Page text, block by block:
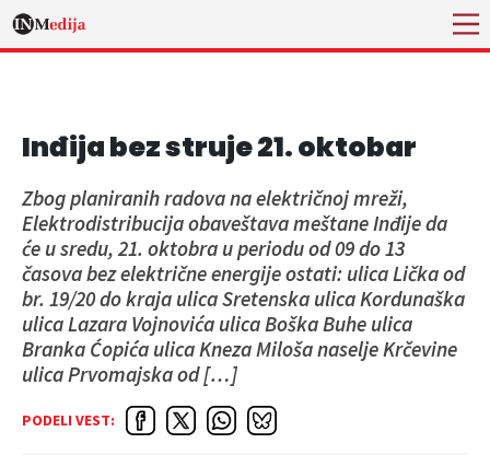
Inđija bez struje 21. oktobar
Zbog planiranih radova na električnoj mreži,
Elektrodistribucija obaveštava meštane Inđije da
će u sredu, 21. oktobra u periodu od 09 do 13
časova bez električne energije ostati: ulica Lička od
br. 19/20 do kraja ulica Sretenska ulica Kordunaška
ulica Lazara Vojnovića ulica Boška Buhe ulica
Branka Ćopića ulica Kneza Miloša naselje Krčevine
ulica Prvomajska od […]
PODELI VEST: